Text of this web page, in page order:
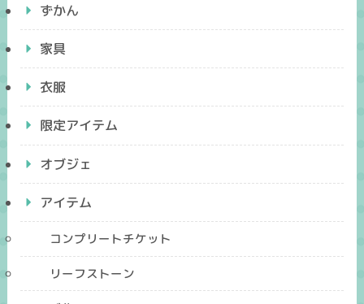
ずかん
家具
衣服
限定アイテム
オブジェ
アイテム
コンプリートチケット
リーフストーン